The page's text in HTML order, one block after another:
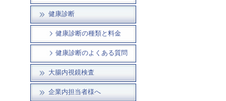
健康診断
健康診断の種類と料金
健康診断のよくある質問
大腸内視鏡検査
企業内担当者様へ